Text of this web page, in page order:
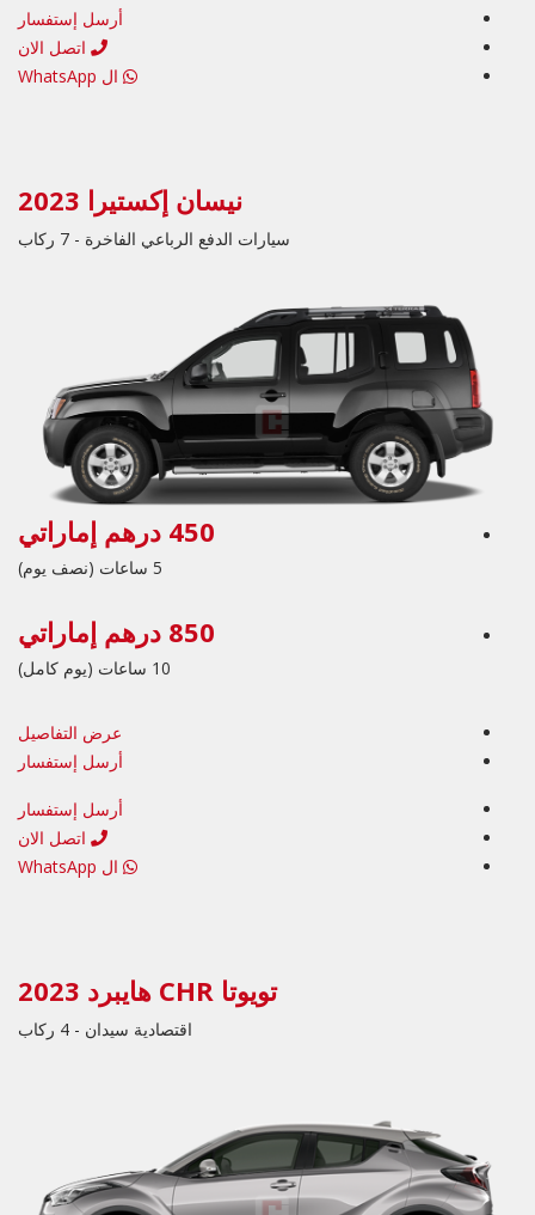
أرسل إستفسار
اتصل الان
ال WhatsApp
نيسان إكستيرا 2023
سيارات الدفع الرباعي الفاخرة - 7 ركاب
450 درهم إماراتي
5 ساعات (نصف يوم)
850 درهم إماراتي
10 ساعات (يوم كامل)
عرض التفاصيل
أرسل إستفسار
أرسل إستفسار
اتصل الان
ال WhatsApp
تويوتا CHR هايبرد 2023
اقتصادية سيدان - 4 ركاب